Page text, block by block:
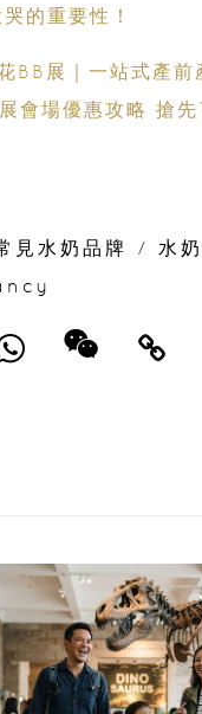
的重要性！
BB展｜一站式產前
會場優惠攻略 搶先
見水奶品牌 /
水